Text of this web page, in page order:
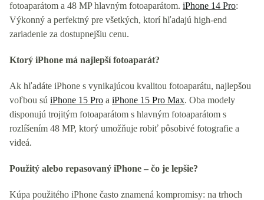
fotoaparátom a 48 MP hlavným fotoaparátom. iPhone 14 Pro:
Výkonný a perfektný pre všetkých, ktorí hľadajú high-end
zariadenie za dostupnejšiu cenu.
Ktorý iPhone má najlepší fotoaparát?
Ak hľadáte iPhone s vynikajúcou kvalitou fotoaparátu, najlepšou
voľbou sú iPhone 15 Pro a iPhone 15 Pro Max. Oba modely
disponujú trojitým fotoaparátom s hlavným fotoaparátom s
rozlíšením 48 MP, ktorý umožňuje robiť pôsobivé fotografie a
videá.
Použitý alebo repasovaný iPhone – čo je lepšie?
Kúpa použitého iPhone často znamená kompromisy: na trhoch